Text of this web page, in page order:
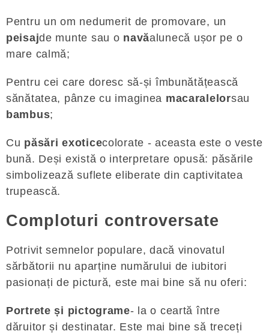
Pentru un om nedumerit de promovare, un
peisajde munte sau o navăalunecă ușor pe o
mare calmă;
Pentru cei care doresc să-și îmbunătățească
sănătatea, pânze cu imaginea macaralelorsau
bambus;
Cu păsări exoticecolorate - aceasta este o veste
bună. Deși există o interpretare opusă: păsările
simbolizează suflete eliberate din captivitatea
trupească.
Comploturi controversate
Potrivit semnelor populare, dacă vinovatul
sărbătorii nu aparține numărului de iubitori
pasionați de pictură, este mai bine să nu oferi:
Portrete și pictograme- la o ceartă între
dăruitor și destinatar. Este mai bine să treceți